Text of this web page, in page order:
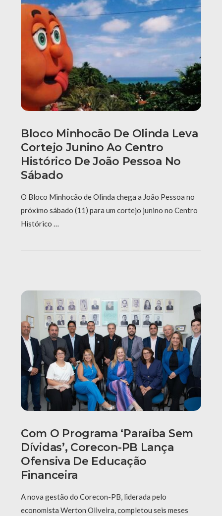
Bloco Minhocão De Olinda Leva
Cortejo Junino Ao Centro
Histórico De João Pessoa No
Sábado
O Bloco Minhocão de Olinda chega a João Pessoa no
próximo sábado (11) para um cortejo junino no Centro
Histórico …
Com O Programa ‘Paraíba Sem
Dívidas’, Corecon-PB Lança
Ofensiva De Educação
Financeira
A nova gestão do Corecon-PB, liderada pelo
economista Werton Oliveira, completou seis meses